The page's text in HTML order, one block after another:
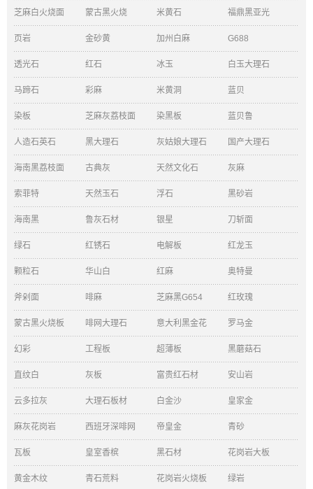
芝麻白火烧面 蒙古黑火烧 米黄石 福鼎黑亚光
页岩 金砂黄 加州白麻 G688
透光石 红石 冰玉 白玉大理石
马蹄石 彩麻 米黄洞 蓝贝
染板 芝麻灰荔枝面 染黑板 蓝贝鲁
人造石英石 黑大理石 灰姑娘大理石 国产大理石
海南黑荔枝面 古典灰 天然文化石 灰麻
索菲特 天然玉石 浮石 黑砂岩
海南黑 鲁灰石材 银星 刀斩面
绿石 红锈石 电解板 红龙玉
颗粒石 华山白 红麻 奥特曼
斧剁面 啡麻 芝麻黑G654 红玫瑰
蒙古黑火烧板 啡网大理石 意大利黑金花 罗马金
幻彩 工程板 超薄板 黑蘑菇石
直纹白 灰板 富贵红石材 安山岩
云多拉灰 大理石板材 白金沙 皇家金
麻灰花岗岩 西班牙深啡网 帝皇金 青砂
瓦板 皇室香槟 黑石材 花岗岩大板
黄金木纹 青石荒料 花岗岩火烧板 绿岩